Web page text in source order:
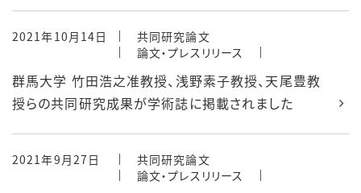
2021年10月14日
共同研究論文
論文・プレスリリース
群馬大学 竹田浩之准教授、浅野素子教授、天尾豊教
授らの共同研究成果が学術誌に掲載されました
2021年9月27日
共同研究論文
論文・プレスリリース